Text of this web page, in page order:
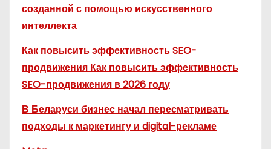
созданной с помощью искусственного
интеллекта
Как повысить эффективность SEO-
продвижения Как повысить эффективность
SEO-продвижения в 2026 году
В Беларуси бизнес начал пересматривать
подходы к маркетингу и digital-рекламе